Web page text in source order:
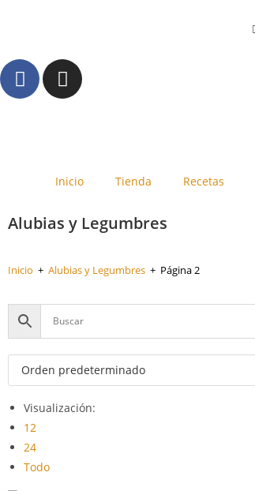
Inicio Tienda Recetas
Alubias y Legumbres
Inicio + Alubias y Legumbres + Página 2
Visualización:
12
24
Todo